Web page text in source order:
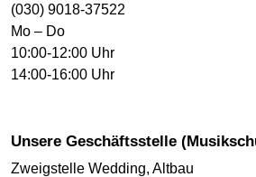
(030) 9018-37522
Mo – Do
10:00-12:00 Uhr
14:00-16:00 Uhr
Unsere Geschäftsstelle
Zweigstelle Wedding, Altbau